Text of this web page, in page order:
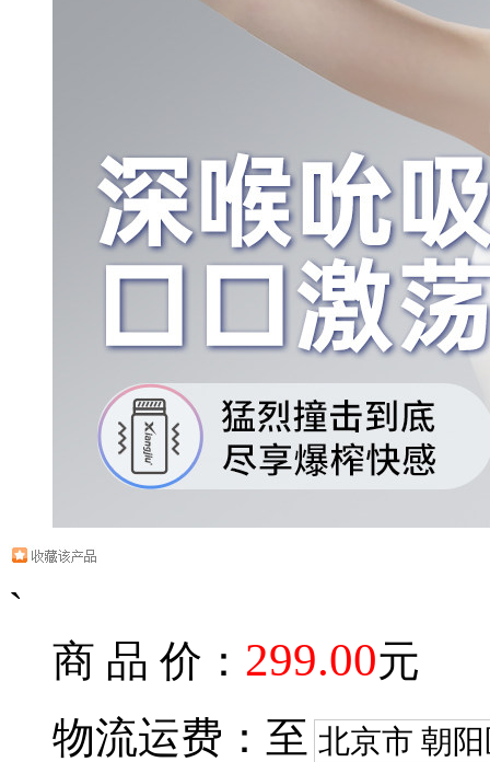
`
商 品 价： 299.00元
物流运费：至 北京市 朝